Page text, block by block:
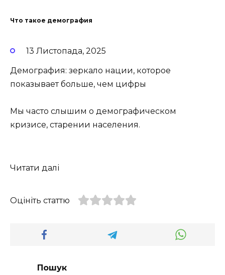
Что такое демография
13 Листопада, 2025
Демография: зеркало нации, которое
показывает больше, чем цифры
Мы часто слышим о демографическом
кризисе, старении населения.
Читати далі
Оцініть статтю
Пошук